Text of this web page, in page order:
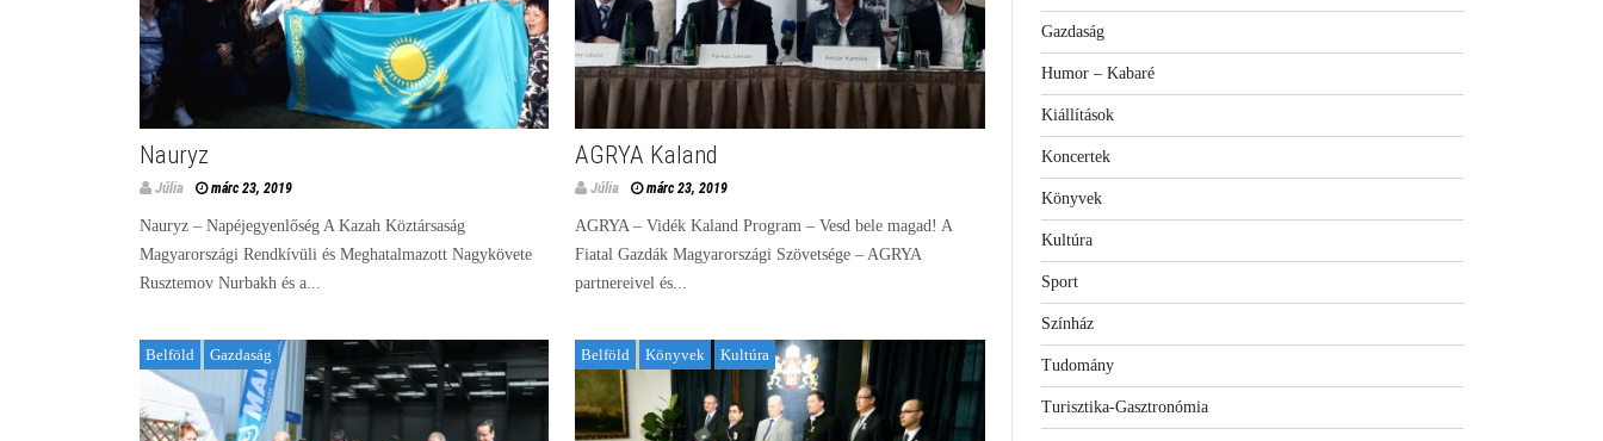
Nauryz
Júlia márc 23, 2019
Nauryz – Napéjegyenlőség A Kazah Köztársaság
Magyarországi Rendkívüli és Meghatalmazott Nagykövete
Rusztemov Nurbakh és a...
AGRYA Kaland
Júlia márc 23, 2019
AGRYA – Vidék Kaland Program – Vesd bele magad! A
Fiatal Gazdák Magyarországi Szövetsége – AGRYA
partnereivel és...
Belföld Gazdaság Belföld Könyvek Kultúra
Gazdaság
Humor – Kabaré
Kiállítások
Koncertek
Könyvek
Kultúra
Sport
Színház
Tudomány
Turisztika-Gasztronómia